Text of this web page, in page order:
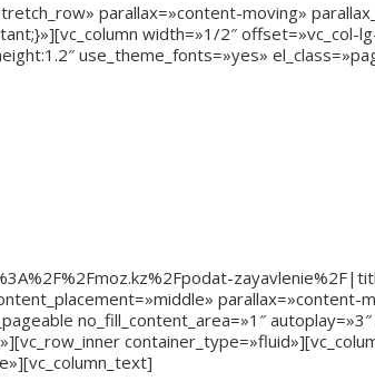
parallax=»content-moving»
width=»1/2″ offset=»vc_col-
use_theme_fonts=»yes»
parallax=»content-
no_fill_content_area=»1″